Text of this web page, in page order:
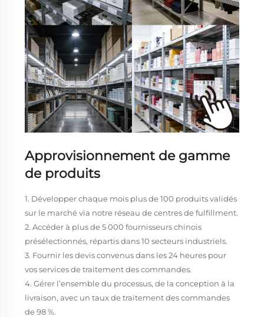
Approvisionnement de gamme
de produits
1. Développer chaque mois plus de 100 produits validés
sur le marché via notre réseau de centres de fulfillment.
2. Accéder à plus de 5 000 fournisseurs chinois
présélectionnés, répartis dans 10 secteurs industriels.
3. Fournir les devis convenus dans les 24 heures pour
vos services de traitement des commandes.
4. Gérer l’ensemble du processus, de la conception à la
livraison, avec un taux de traitement des commandes
de 98 %.